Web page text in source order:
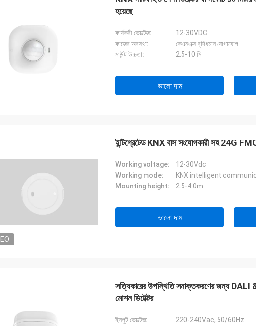
হয়েছে
কার্যকরী ভোল্টেজ:
12-30VDC
কাজের অবস্থা:
কেএনএক্স বুদ্ধিমান যোগাযোগ
মাউন্ট উচ্চতা:
2.5-10 মি
ভালো দাম
ইন্টিগ্রেটেড KNX বাস সংযোগকারী সহ 24G
Working voltage:
12-30Vdc
Working mode:
KNX intelligent
Mounting height:
2.5-4.0m
ভালো দাম
সত্যিকারের উপস্থিতি সনাক্তকরণের জন্য
মোশন ডিটেক্টর
ইনপুট ভোল্টেজ:
220-240Vac, 50/60Hz